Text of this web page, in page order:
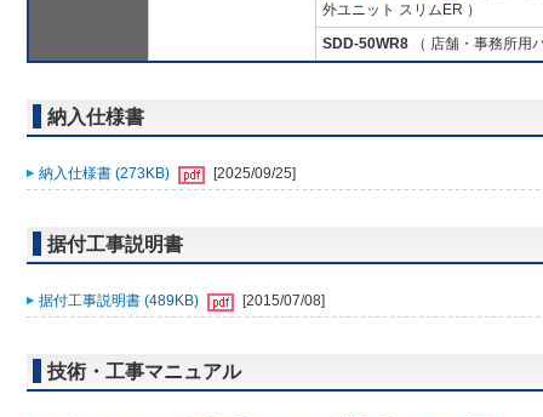
外ユニット スリムER ）
SDD-50WR8 （ 店舗・事務所用
納入仕様書
納入仕様書 (273KB) [2025/09/25]
据付工事説明書
据付工事説明書 (489KB) [2015/07/08]
技術・工事マニュアル